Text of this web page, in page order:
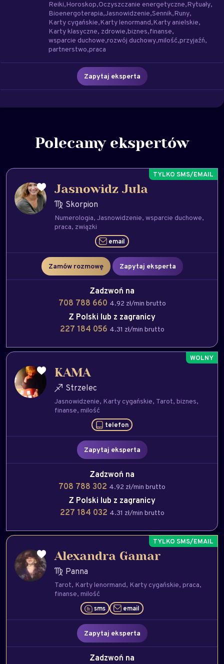
Reiki Horoskop Oczyszczanie energetyczne Rytuały
Bioenergoterapia Jasnowidzenie Sennik Runy
Karty cygańskie Karty lenormand Karty anielskie
Karty klasyczne zdrowie biznes finanse
wsparcie duchowe rozwój duchowy milość przyjaźń
partnerstwo praca
Zapytaj eksperta
Polecamy ekspertów
Jasnowidz Jula
Skorpion
Numerologia Jasnowidzenie wsparcie duchowe
praca związki
email
Zamów rozmowę Zapytaj eksperta
Zadzwoń na
708 788 660 4.92 zł/min brutto
Z Polski lub z zagranicy
227 184 056 4.31 zł/min brutto
KAMA
Strzelec
Jasnowidzenie Karty cygańskie Tarot biznes
finanse milość
telefon
Zapytaj eksperta
Zadzwoń na
708 788 302 4.92 zł/min brutto
Z Polski lub z zagranicy
227 184 032 4.31 zł/min brutto
Alexandra Gamar
Panna
Tarot Karty lenormand Karty cygańskie praca
finanse milość
sms email
Zapytaj eksperta
Zadzwoń na